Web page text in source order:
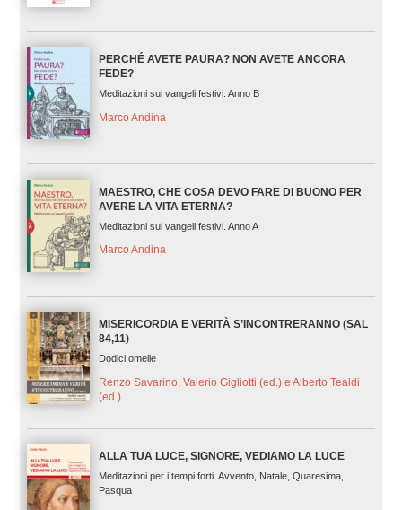
PERCHÉ AVETE PAURA? NON AVETE ANCORA
FEDE?
Meditazioni sui vangeli festivi. Anno B
Marco Andina
MAESTRO, CHE COSA DEVO FARE DI BUONO PER
AVERE LA VITA ETERNA?
Meditazioni sui vangeli festivi. Anno A
Marco Andina
MISERICORDIA E VERITÀ S’INCONTRERANNO (SAL
84,11)
Dodici omelie
Renzo Savarino, Valerio Gigliotti (ed.) e Alberto Tealdi
(ed.)
ALLA TUA LUCE, SIGNORE, VEDIAMO LA LUCE
Meditazioni per i tempi forti. Avvento, Natale, Quaresima,
Pasqua